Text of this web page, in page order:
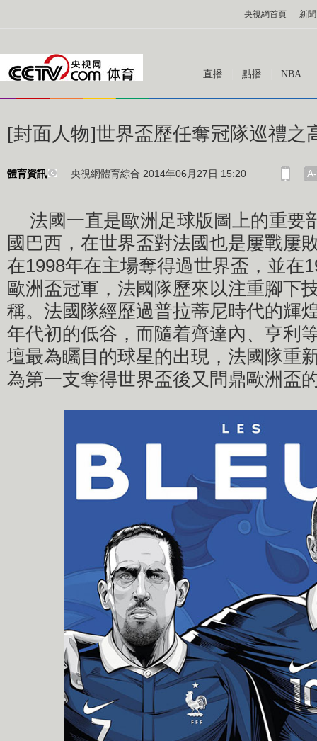
央視網首頁 新聞
直播 點播 NBA
[封面人物]世界盃歷任奪冠隊巡禮之
體育資訊 央視網體育綜合 2014年06月27日 15:20 A-
法國一直是歐洲足球版圖上的重要
國巴西，在世界盃對法國也是屢戰屢
在1998年在主場奪得過世界盃，並在
歐洲盃冠軍，法國隊歷來以注重腳下
稱。法國隊經歷過普拉蒂尼時代的輝
年代初的低谷，而隨着齊達內、亨利
壇最為矚目的球星的出現，法國隊重
為第一支奪得世界盃後又問鼎歐洲盃